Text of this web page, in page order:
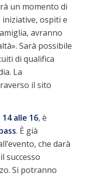
un momento di
iniziative, ospiti e
avranno
Sarà possibile
di qualifica
La
il sito
14 alle 16, è
. È già
che darà
successo
Si potranno